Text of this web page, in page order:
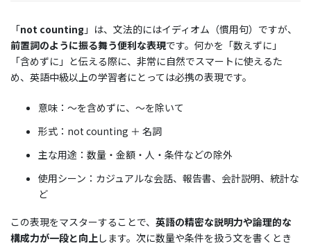
「not counting 」は、文法的にはイディオム（慣用句）ですが、
前置詞のように振る舞う便利な表現です。何かを「数えずに」
「含めずに」と伝える際に、非常に自然でスマートに使えるた
め、英語中級以上の学習者にとっては必携の表現です。
意味：〜を含めずに、〜を除いて
形式：not counting ＋ 名詞
主な用途：数量・金額・人・条件などの除外
使用シーン：カジュアルな会話、報告書、会計説明、統計な
ど
この表現をマスターすることで、 英語の精密な説明力や論理的な
構成力が一段と向上します。次に数量や条件を扱う文を書くとき